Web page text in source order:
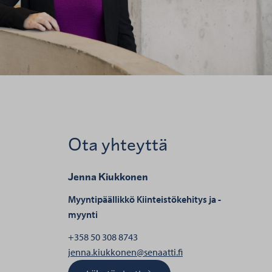
Ota yhteyttä
Jenna Kiukkonen
Myyntipäällikkö Kiinteistökehitys ja -
myynti
+358 50 308 8743
jenna.kiukkonen@senaatti.fihenkilölle Jenna